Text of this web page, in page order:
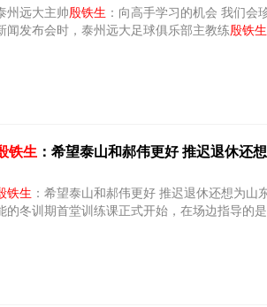
州远大主帅殷铁生 ：向高手学习的机会 我们
闻发布会时，泰州远大足球俱乐部主教练殷铁生
铁生 ：希望泰山和郝伟更好 推迟退休还
铁生 ：希望泰山和郝伟更好 推迟退休还想为
的冬训期首堂训练课正式开始，在场边指导